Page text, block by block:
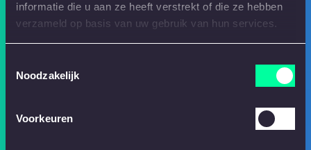
informatie die u aan ze heeft verstrekt of die ze hebben
verzameld op basis van uw gebruik van hun services.
Noodzakelijk
Voorkeuren